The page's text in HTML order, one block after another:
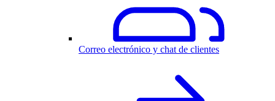
Correo electrónico y chat de clientes